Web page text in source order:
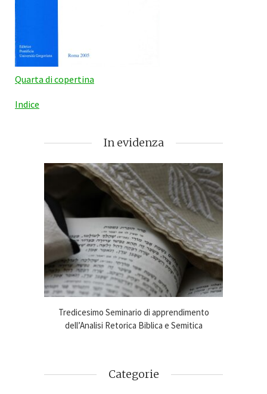
Quarta di copertina
Indice
In evidenza
Tredicesimo Seminario di apprendimento
dell’Analisi Retorica Biblica e Semitica
Categorie